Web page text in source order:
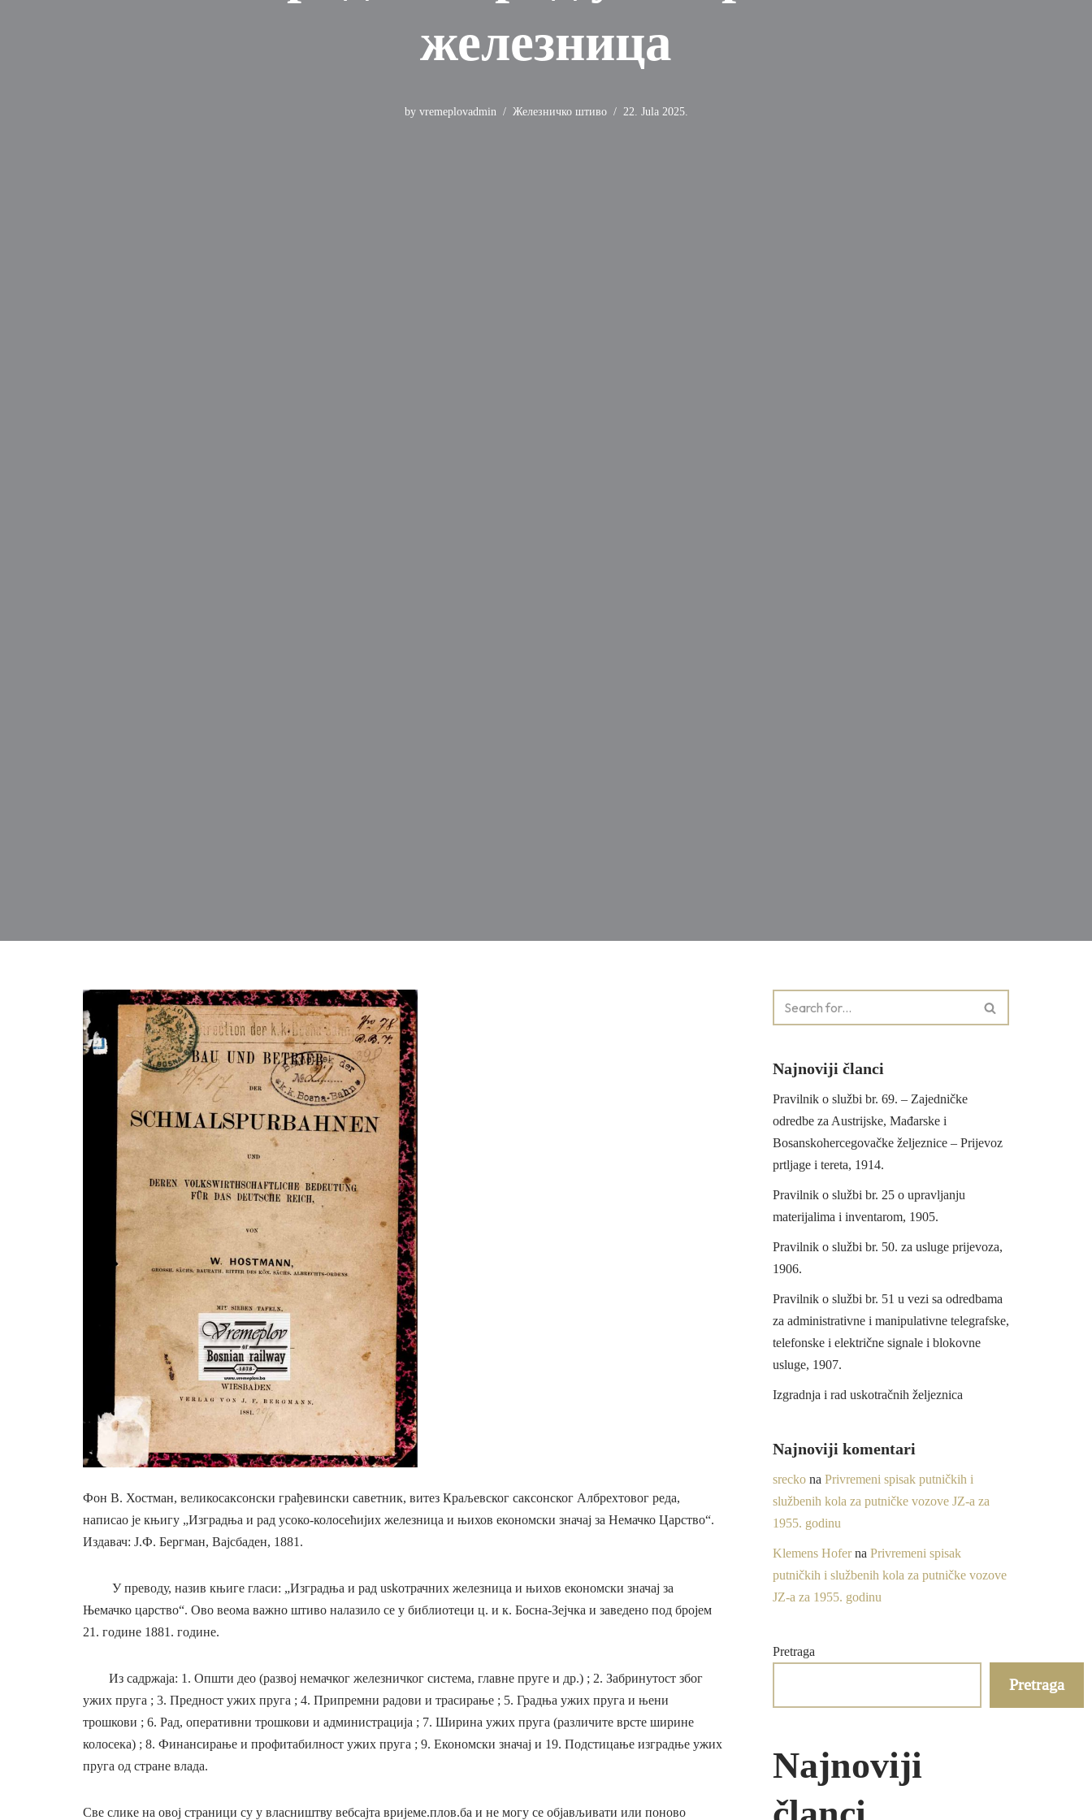
железница
by vremeplovadmin Железничко штиво 22. Jula 2025.
Фон В. Хостман, великосаксонски грађевински саветник, витез Краљевског саксонског Албрехтовог реда,
написао је књигу „Изградња и рад усоко-колосећијих железница и њихов економски значај за Немачко Царство“.
Издавач: Ј.Ф. Бергман, Вајсбаден, 1881.
У преводу, назив књиге гласи: „Изградња и рад uskотрачних железница и њихов економски значај за
Њемачко царство“. Ово веома важно штиво налазило се у библиотеци ц. и к. Босна-Зејчка и заведено под бројем
21. године 1881. године.
Из садржаја: 1. Општи део (развој немачког железничког система, главне пруге и др.) ; 2. Забринутост због
ужих пруга ; 3. Предност ужих пруга ; 4. Припремни радови и трасирање ; 5. Градња ужих пруга и њени
трошкови ; 6. Рад, оперативни трошкови и администрација ; 7. Ширина ужих пруга (различите врсте ширине
колосека) ; 8. Финансирање и профитабилност ужих пруга ; 9. Економски значај и 19. Подстицање изградње ужих
пруга од стране влада.
Све слике на овој страници су у власништву вебсајта вријеме.плов.ба и не могу се објављивати или поново
Najnoviji članci
Pravilnik o službi br. 69. – Zajedničke
odredbe za Austrijske, Mađarske i
Bosanskohercegovačke željeznice – Prijevoz
prtljage i tereta, 1914.
Pravilnik o službi br. 25 o upravljanju
materijalima i inventarom, 1905.
Pravilnik o službi br. 50. za usluge prijevoza,
1906.
Pravilnik o službi br. 51 u vezi sa odredbama
za administrativne i manipulativne telegrafske,
telefonske i električne signale i blokovne
usluge, 1907.
Izgradnja i rad uskotračnih željeznica
Najnoviji komentari
srecko na Privremeni spisak putničkih i
službenih kola za putničke vozove JZ-a za
1955. godinu
Klemens Hoferna Privremeni spisak
putničkih i službenih kola za putničke vozove
JZ-a za 1955. godinu
Pretraga
Pretraga
Najnoviji